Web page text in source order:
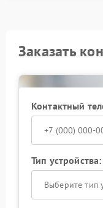
Заказать
Контактный
Тип устройства:
Выберите тип